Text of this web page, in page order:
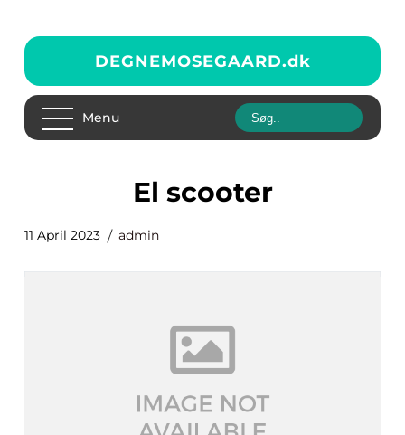
DEGNEMOSEGAARD.dk
Menu
El scooter
11 April 2023 admin